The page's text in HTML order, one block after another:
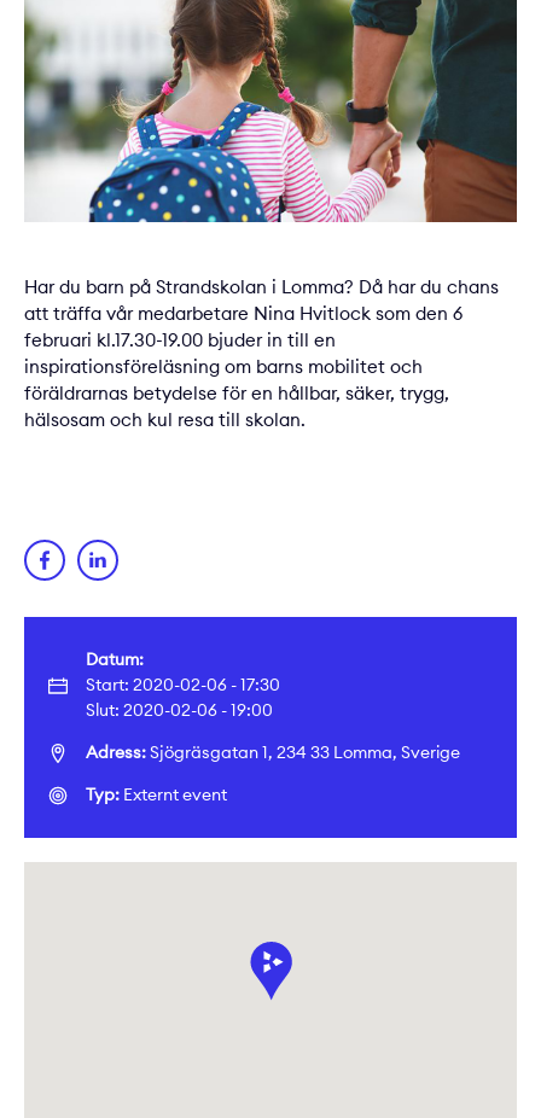
Datum:
Start: 2020-02-06 - 17:30
Slut: 2020-02-06 - 19:00
Adress:Sjögräsgatan 1, 234 33 Lomma, Sverige
Typ: Externt event
Har du barn på Strandskolan i Lomma? Då har du chans
att träffa vår medarbetare Nina Hvitlock som den 6
februari kl.17.30-19.00 bjuder in till en
inspirationsföreläsning om barns mobilitet och
föräldrarnas betydelse för en hållbar, säker, trygg,
hälsosam och kul resa till skolan.